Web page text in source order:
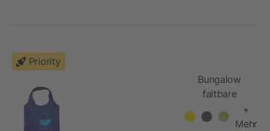
Priority
Bungalow
faltbare
Tragetasche
+
Mehr